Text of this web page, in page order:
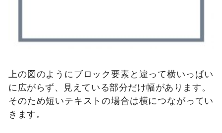
上の図のようにブロック要素と違って横いっぱい
に広がらず、見えている部分だけ幅があります。
そのため短いテキストの場合は横につながってい
きます。